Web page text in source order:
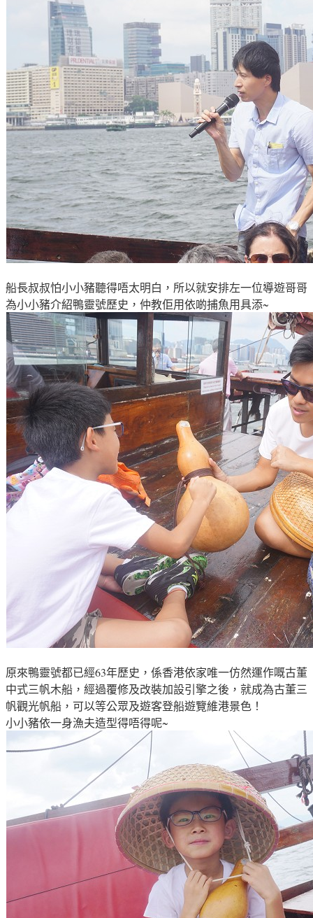
船長叔叔怕小小豬聽得唔太明白 ，所以就安排左一位導遊哥哥
為小小豬介紹鴨靈號歷史 ，仲教佢用依啲捕魚用具添~
原來鴨靈號都已經63年歷史 ，係香港依家唯一仿然運作嘅古董
中式三帆木船 ，經過覆修及改裝加設引擎之後 ，就成為古董三
帆觀光帆船，可以等公眾及遊客登船遊覽維港景色 ！
小小豬依一身漁夫造型得唔得呢~